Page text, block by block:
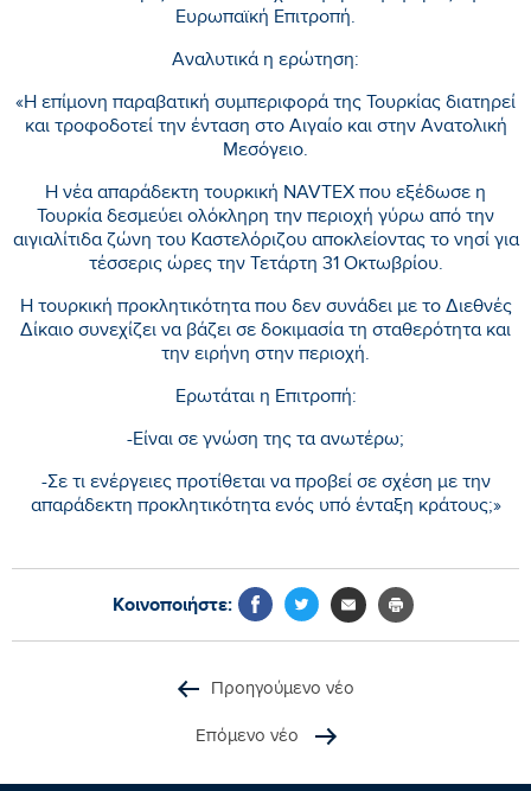
Ευρωπαϊκή Επιτροπή.
Αναλυτικά η ερώτηση:
«Η επίμονη παραβατική συμπεριφορά της Τουρκίας διατηρεί
και τροφοδοτεί την ένταση στο Αιγαίο και στην Ανατολική
Μεσόγειο.
Η νέα απαράδεκτη τουρκική NAVTEX που εξέδωσε η
Τουρκία δεσμεύει ολόκληρη την περιοχή γύρω από την
αιγιαλίτιδα ζώνη του Καστελόριζου αποκλείοντας το νησί για
τέσσερις ώρες την Τετάρτη 31 Οκτωβρίου.
Η τουρκική προκλητικότητα που δεν συνάδει με το Διεθνές
Δίκαιο συνεχίζει να βάζει σε δοκιμασία τη σταθερότητα και
την ειρήνη στην περιοχή.
Ερωτάται η Επιτροπή:
-Είναι σε γνώση της τα ανωτέρω;
-Σε τι ενέργειες προτίθεται να προβεί σε σχέση με την
απαράδεκτη προκλητικότητα ενός υπό ένταξη κράτους;»
Κοινοποιήστε:
Προηγούμενο νέο
Επόμενο νέο